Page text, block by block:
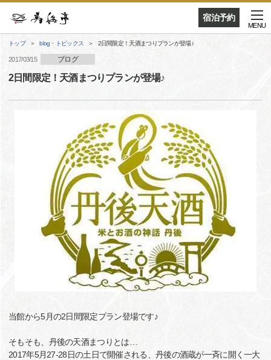
宿泊予約
MENU
トップ blog・トピックス 2日間限定！天酒まつりプランが登場♪
2017/03/15 ブログ
2日間限定！天酒まつりプランが登場♪
当館から5月の2日間限定プラン登場です♪
そもそも、丹後の天酒まつりとは…
2017年5月27-28日の土日で開催される、丹後の酒蔵が一斉に開く一大